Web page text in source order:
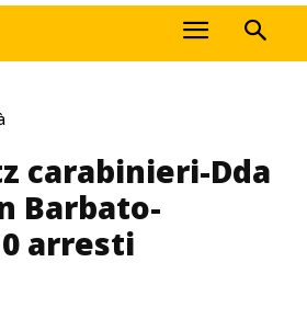
carabinieri-Dda
Barbato-
arresti